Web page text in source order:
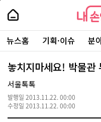
본
로
가
내
손
안
에
서
울
-
서
울
시
대
표
소
내
손
에
울
주
요
서
뉴스홈 기획·이슈 분
놓치지마세요! 박물관
서울톡톡
발행일 2013.11.22. 00:00
수정일 2013.11.22. 00:00
페
상
단
로